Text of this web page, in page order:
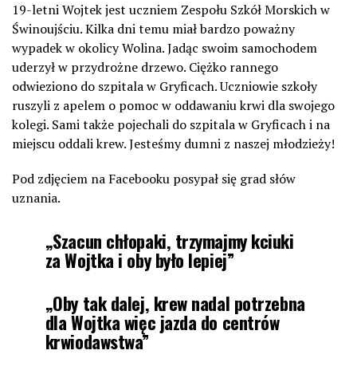
19-letni Wojtek jest uczniem Zespołu Szkół Morskich w
Świnoujściu. Kilka dni temu miał bardzo poważny
wypadek w okolicy Wolina. Jadąc swoim samochodem
uderzył w przydrożne drzewo. Ciężko rannego
odwieziono do szpitala w Gryficach. Uczniowie szkoły
ruszyli z apelem o pomoc w oddawaniu krwi dla swojego
kolegi. Sami także pojechali do szpitala w Gryficach i na
miejscu oddali krew. Jesteśmy dumni z naszej młodzieży!
Pod zdjęciem na Facebooku posypał się grad słów
uznania.
„Szacun chłopaki, trzymajmy kciuki
za Wojtka i oby było lepiej”
„Oby tak dalej, krew nadal potrzebna
dla Wojtka więc jazda do centrów
krwiodawstwa”